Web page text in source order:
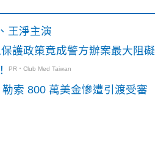
王淨主演
護政策竟成警方辦案最大阻礙
PR・Club Med Taiwan
索 800 萬美金慘遭引渡受審